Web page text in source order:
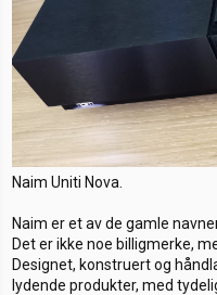
Naim Uniti Nova.
Naim er et av de gamle
Det er ikke noe billigmerke,
Designet, konstruert og
lydende produkter, med